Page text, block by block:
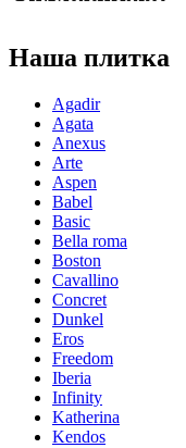
Наша плитка
Agadir
Agata
Anexus
Arte
Aspen
Babel
Basic
Bella roma
Boston
Cavallino
Concret
Dunkel
Eros
Freedom
Iberia
Infinity
Katherina
Kendos